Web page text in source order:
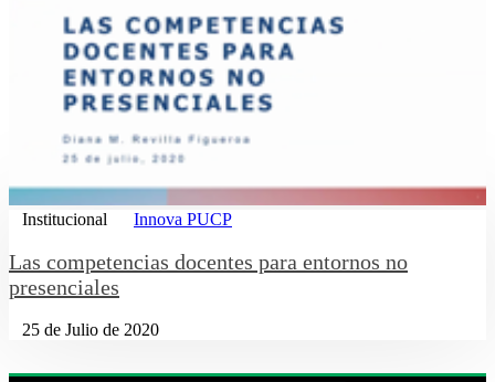
Institucional Innova PUCP
Las competencias docentes para entornos no
presenciales
25 de Julio de 2020